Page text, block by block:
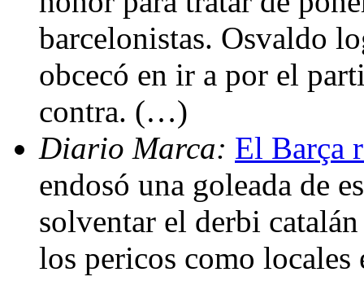
barcelonistas. Osvaldo
obcecó en ir a por el
contra. (…)
Diario Marca: El Barça
endosó una goleada de
solventar el derbi
los pericos como